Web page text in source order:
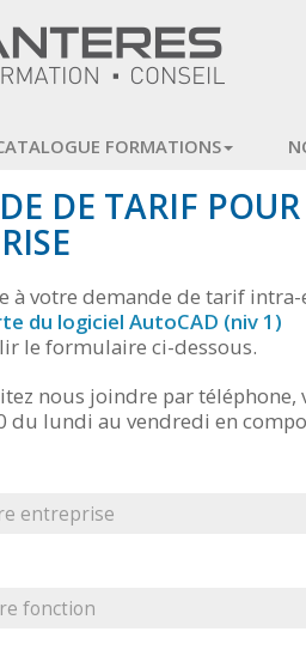
FORMATIONS
DE TARIF
à votre demande de tarif
du logiciel AutoCAD (niv 1)
le formulaire ci-dessous.
nous joindre par
du lundi au vendredi en